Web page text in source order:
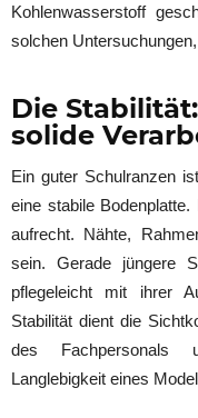
Kohlenwasserstoff
solchen
Die
solide
Ein guter Schulranzen
eine stabile
aufrecht. Nähte,
sein. Gerade jüngere
pflegeleicht mit ihrer
Stabilität dient die
des Fachpersonals
Langlebigkeit eines